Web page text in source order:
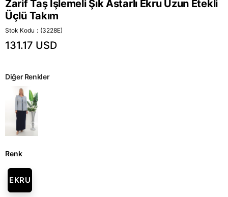
Zarif Taş İşlemeli Şık Astarlı Ekru Uzun Etekli
Üçlü Takım
Stok Kodu (3228E)
131.17 USD
Diğer Renkler
Renk
EKRU